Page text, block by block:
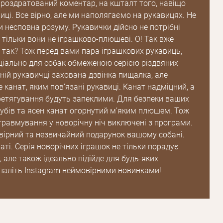
коментар, на кшталт того, навіщо
Все вірно, але ми наполягаємо на рукавицях. Не
розуму. Рукавички дійсно не потрібні
вони не іграшково-плюшеві. О! Так вже
так? Тож перед вами пара іграшкових рукавиць,
для собак обмеженою серією різдвяних
рукавичці захована дзвінка пищалка, але
канат, яким пов’язані рукавиці. Канат надміцний, а
будуть запеклими. Для безпеки ваших
та ясен канат огорнутий м’яким плюшем. Тож
у новорічну ніч виключені з програми.
та незвичайний подарунок вашому собані.
Серія новорічних іграшок не тільки порадує
також ідеально підійде для будь-яких
Instagram неймовірними новинками!
Зареєструватися